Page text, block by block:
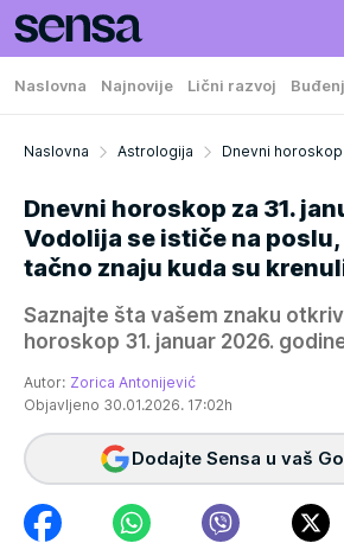
Naslovna Najnovije Lični razvoj
Naslovna Astrologija Dnevni
Dnevni horoskop za 31.
Vodolija se ističe na
tačno znaju kuda su
Saznajte šta vašem znaku
horoskop 31. januar 2026.
Autor: Zorica Antonijević
Objavljeno 30.01.2026. 17:02h
Dodajte Sensa u vaš